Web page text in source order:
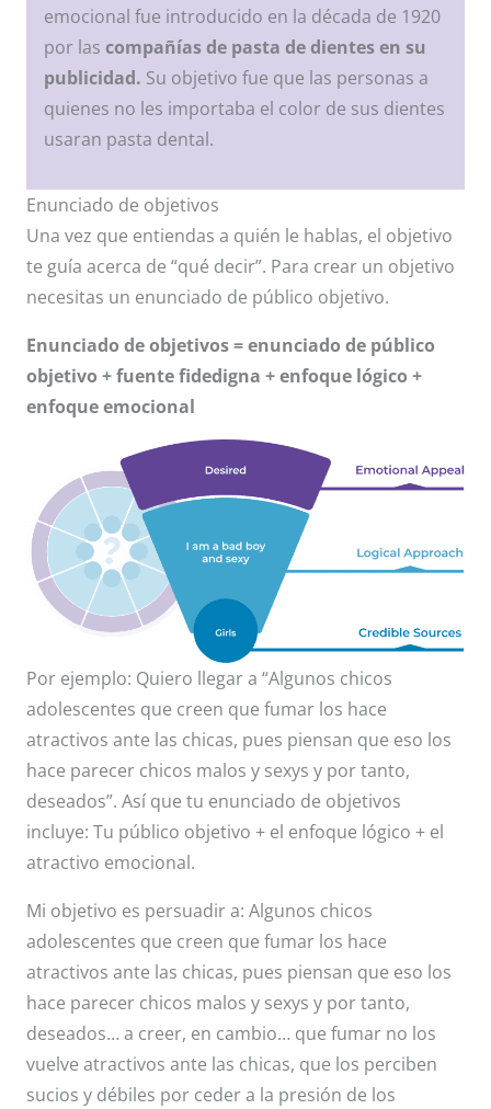
emocional fue introducido en la década de 1920
por las compañías de pasta de dientes en su
publicidad. Su objetivo fue que las personas a
quienes no les importaba el color de sus dientes
usaran pasta dental.
Enunciado de objetivos
Una vez que entiendas a quién le hablas, el objetivo
te guía acerca de “qué decir”. Para crear un objetivo
necesitas un enunciado de público objetivo.
Enunciado de objetivos = enunciado de público
objetivo + fuente fidedigna + enfoque lógico +
enfoque emocional
Por ejemplo: Quiero llegar a “Algunos chicos
adolescentes que creen que fumar los hace
atractivos ante las chicas, pues piensan que eso los
hace parecer chicos malos y sexys y por tanto,
deseados”. Así que tu enunciado de objetivos
incluye: Tu público objetivo + el enfoque lógico + el
atractivo emocional.
Mi objetivo es persuadir a: Algunos chicos
adolescentes que creen que fumar los hace
atractivos ante las chicas, pues piensan que eso los
hace parecer chicos malos y sexys y por tanto,
deseados… a creer, en cambio… que fumar no los
vuelve atractivos ante las chicas, que los perciben
sucios y débiles por ceder a la presión de los